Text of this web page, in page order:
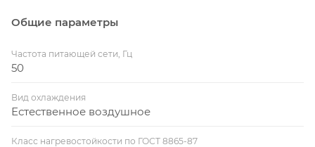
Общие параметры
Частота питающей сети, Гц
50
Вид охлаждения
Естественное воздушное
Класс нагревостойкости по ГОСТ 8865-87